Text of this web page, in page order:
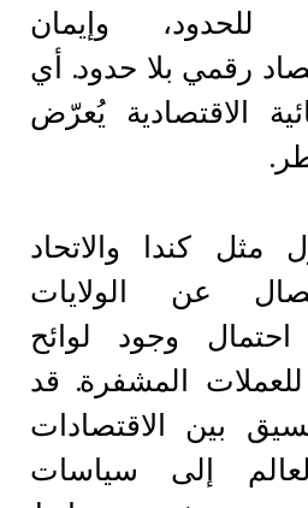
للحدود، وإيمان
رقمي بلا حدود. أي
الاقتصادية يُعرّض
مثل كندا والاتحاد
عن الولايات
احتمال وجود لوائح
للعملات المشفرة. قد
بين الاقتصادات
إلى سياسات